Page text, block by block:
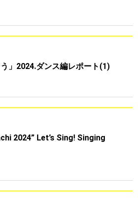
う」2024.ダンス編レポート(1)
2024” Let’s Sing! Singing